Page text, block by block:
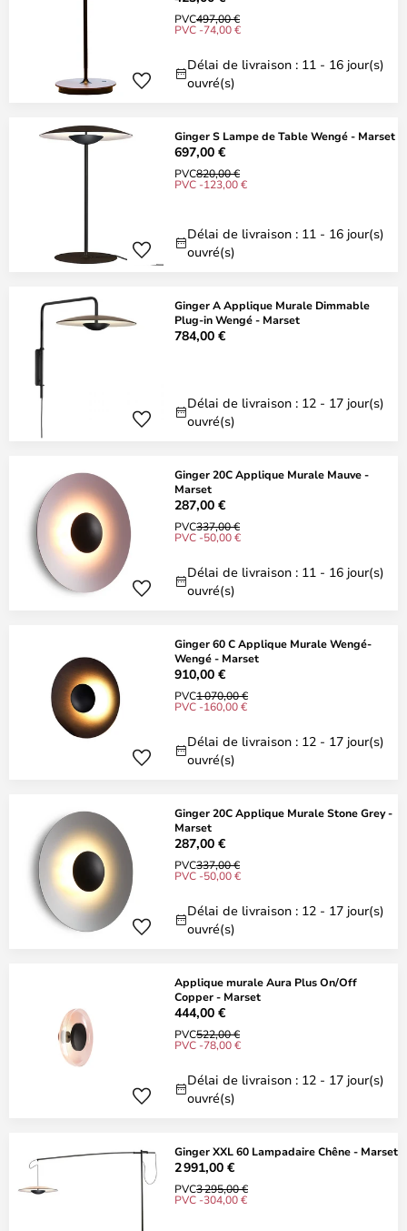
PVC497,00 €
PVC -74,00 €
Délai de livraison : 11 - 16 jour(s)
ouvré(s)
Ginger S Lampe de Table Wengé - Marset
697,00 €
PVC820,00 €
PVC -123,00 €
Délai de livraison : 11 - 16 jour(s)
ouvré(s)
Ginger A Applique Murale Dimmable
Plug-in Wengé - Marset
784,00 €
Délai de livraison : 12 - 17 jour(s)
ouvré(s)
Ginger 20C Applique Murale Mauve -
Marset
287,00 €
PVC337,00 €
PVC -50,00 €
Délai de livraison : 11 - 16 jour(s)
ouvré(s)
Ginger 60 C Applique Murale Wengé-
Wengé - Marset
910,00 €
PVC1 070,00 €
PVC -160,00 €
Délai de livraison : 12 - 17 jour(s)
ouvré(s)
Ginger 20C Applique Murale Stone Grey -
Marset
287,00 €
PVC337,00 €
PVC -50,00 €
Délai de livraison : 12 - 17 jour(s)
ouvré(s)
Applique murale Aura Plus On/Off
Copper - Marset
444,00 €
PVC522,00 €
PVC -78,00 €
Délai de livraison : 12 - 17 jour(s)
ouvré(s)
Ginger XXL 60 Lampadaire Chêne - Marset
2 991,00 €
PVC3 295,00 €
PVC -304,00 €